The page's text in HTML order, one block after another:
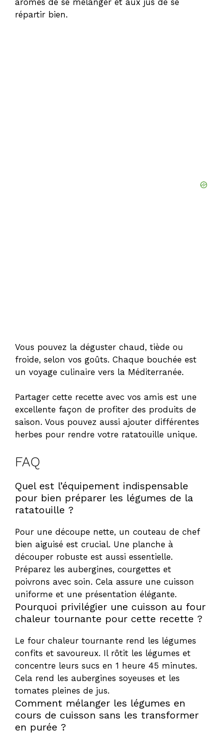
arômes de se mélanger et aux jus de se
répartir bien.
Vous pouvez la déguster chaud, tiède ou
froide, selon vos goûts. Chaque bouchée est
un voyage culinaire vers la Méditerranée.
Partager cette recette avec vos amis est une
excellente façon de profiter des produits de
saison. Vous pouvez aussi ajouter différentes
herbes pour rendre votre ratatouille unique.
FAQ
Quel est l’équipement indispensable
pour bien préparer les légumes de la
ratatouille ?
Pour une découpe nette, un couteau de chef
bien aiguisé est crucial. Une planche à
découper robuste est aussi essentielle.
Préparez les aubergines, courgettes et
poivrons avec soin. Cela assure une cuisson
uniforme et une présentation élégante.
Pourquoi privilégier une cuisson au four
chaleur tournante pour cette recette ?
Le four chaleur tournante rend les légumes
confits et savoureux. Il rôtit les légumes et
concentre leurs sucs en 1 heure 45 minutes.
Cela rend les aubergines soyeuses et les
tomates pleines de jus.
Comment mélanger les légumes en
cours de cuisson sans les transformer
en purée ?